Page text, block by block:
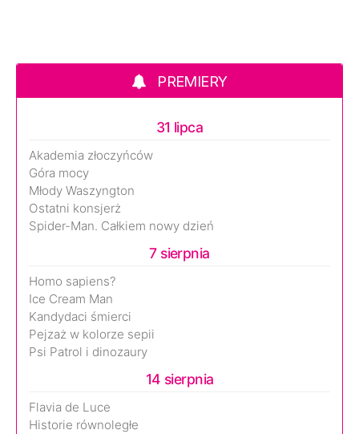
PREMIERY
31 lipca
Akademia złoczyńców
Góra mocy
Młody Waszyngton
Ostatni konsjerż
Spider-Man. Całkiem nowy dzień
7 sierpnia
Homo sapiens?
Ice Cream Man
Kandydaci śmierci
Pejzaż w kolorze sepii
Psi Patrol i dinozaury
14 sierpnia
Flavia de Luce
Historie równoległe